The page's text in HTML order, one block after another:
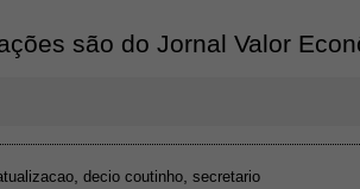
são do Jornal Valor
decio coutinho secretario